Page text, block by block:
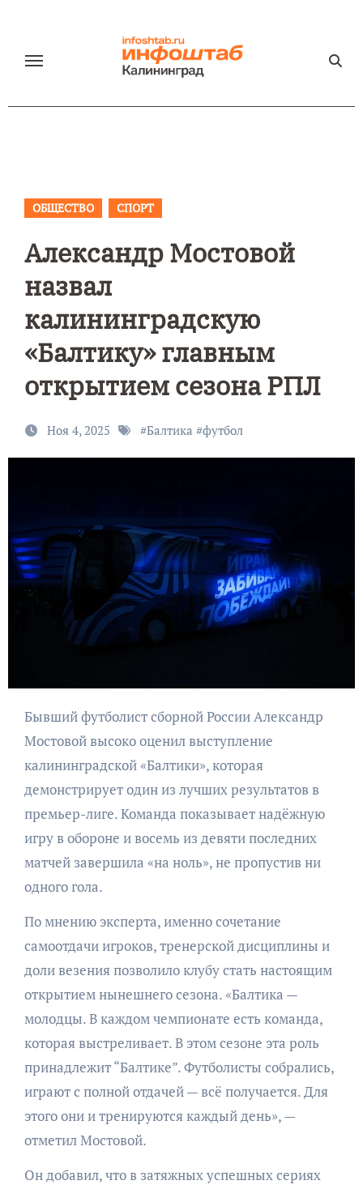
содержанию
ОБЩЕСТВО СПОРТ
Александр Мостовой
назвал
калининградскую
«Балтику» главным
открытием сезона РПЛ
Ноя 4, 2025 #Балтика #футбол
Бывший футболист сборной России Александр
Мостовой высоко оценил выступление
калининградской «Балтики», которая
демонстрирует один из лучших результатов в
премьер-лиге. Команда показывает надёжную
игру в обороне и восемь из девяти последних
матчей завершила «на ноль», не пропустив ни
одного гола.
По мнению эксперта, именно сочетание
самоотдачи игроков, тренерской дисциплины и
доли везения позволило клубу стать настоящим
открытием нынешнего сезона. «Балтика —
молодцы. В каждом чемпионате есть команда,
которая выстреливает. В этом сезоне эта роль
принадлежит “Балтике”. Футболисты собрались,
играют с полной отдачей — всё получается. Для
этого они и тренируются каждый день», —
отметил Мостовой.
Он добавил, что в затяжных успешных сериях